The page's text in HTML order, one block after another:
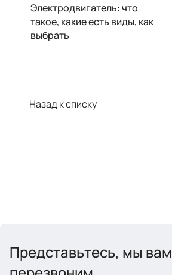
Электродвигатель: что
такое, какие есть виды, как
выбрать
Назад к списку
Представьтесь, мы вам